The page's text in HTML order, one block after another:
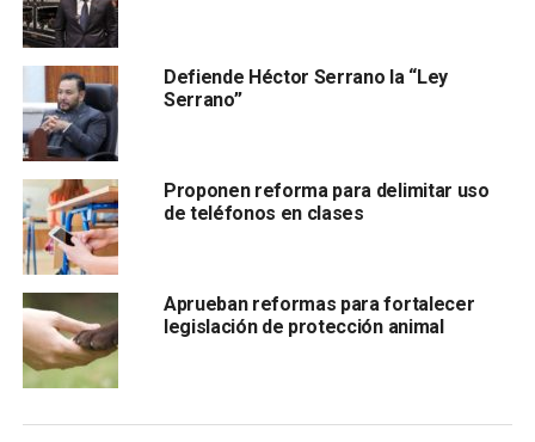
, la cual apareció en una carta de agradecimiento del
supuesto apoyo que, nunca llegó a su destino.
La gestión fue por 86 mil 499 pesos, los cuales
fueron pagados a una empresa denominada Joef
Innovadores
, además, algunos funcionarios del Ejido 20
de Noviembre fueron entrevistados y mencionaron que
desconocían la entrega de los apoyos gestionados por
Defiende Héctor Serrano la “Ley
Serrano”
Proponen reforma para delimitar uso
de teléfonos en clases
Aprueban reformas para fortalecer
legislación de protección animal